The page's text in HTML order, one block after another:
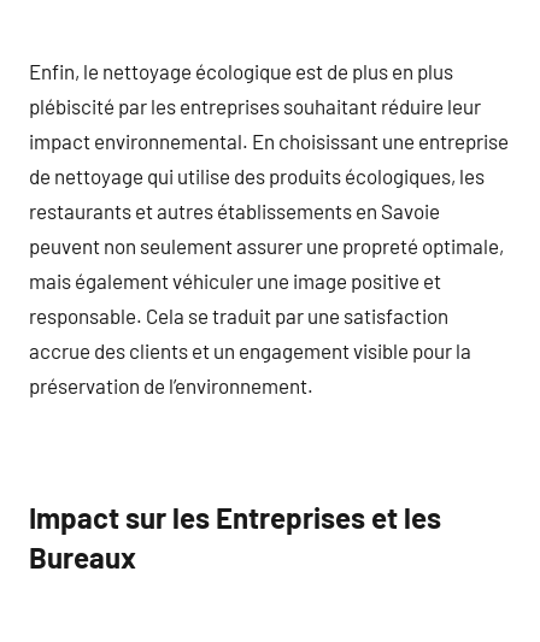
Enfin, le nettoyage écologique est de plus en plus
plébiscité par les entreprises souhaitant réduire leur
impact environnemental. En choisissant une entreprise
de nettoyage qui utilise des produits écologiques, les
restaurants et autres établissements en Savoie
peuvent non seulement assurer une propreté optimale,
mais également véhiculer une image positive et
responsable. Cela se traduit par une satisfaction
accrue des clients et un engagement visible pour la
préservation de l’environnement.
Impact sur les Entreprises et les
Bureaux